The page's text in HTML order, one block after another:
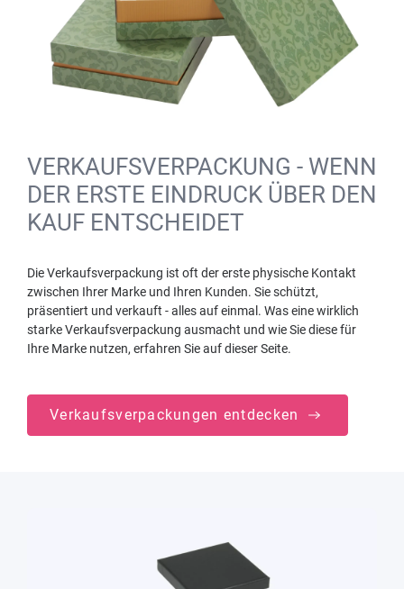
VERKAUFSVERPACKUNG - WENN
DER ERSTE EINDRUCK ÜBER DEN
KAUF ENTSCHEIDET
Die Verkaufsverpackung ist oft der erste physische Kontakt
zwischen Ihrer Marke und Ihren Kunden. Sie schützt,
präsentiert und verkauft - alles auf einmal. Was eine wirklich
starke Verkaufsverpackung ausmacht und wie Sie diese für
Ihre Marke nutzen, erfahren Sie auf dieser Seite.
Verkaufsverpackungen entdecken